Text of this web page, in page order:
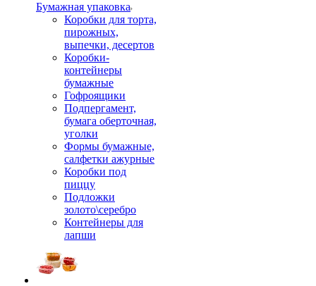
Бумажная упаковка
Коробки для торта,
пирожных,
выпечки, десертов
Коробки-
контейнеры
бумажные
Гофроящики
Подпергамент,
бумага оберточная,
уголки
Формы бумажные,
салфетки ажурные
Коробки под
пиццу
Подложки
золото\серебро
Контейнеры для
лапши